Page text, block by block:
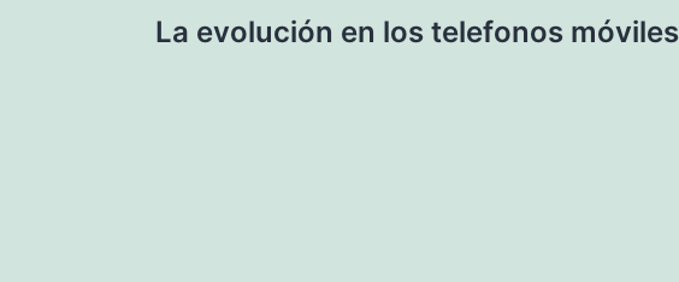
La evolución en los telefonos móviles